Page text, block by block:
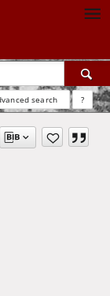
search ?